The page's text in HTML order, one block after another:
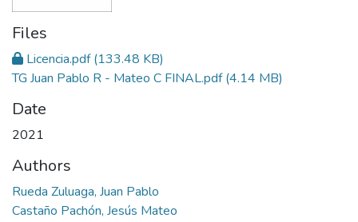
Files
Licencia.pdf(133.48 KB)
TG Juan Pablo R - Mateo C FINAL.pdf(4.14 MB)
Date
2021
Authors
Rueda Zuluaga, Juan Pablo
Castaño Pachón, Jesús Mateo